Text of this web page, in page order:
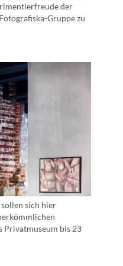
der
Gruppe zu
sich hier
Privatmuseum bis 23